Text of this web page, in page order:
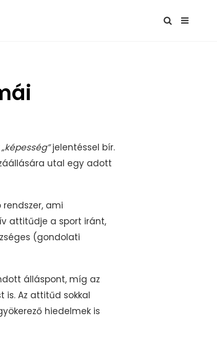
„képesség”jelentéssel bír.
utal egy adott
ami
attitűdje a sport iránt,
(gondolati
álláspont, míg az
Az attitűd sokkal
hiedelmek is